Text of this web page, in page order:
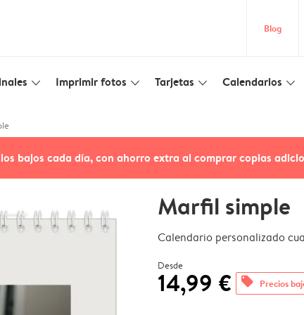
Blog
slim_arrow_down Imprimir fotos slim_arrow_down Tarjetas slim_arrow_down Calendarios slim_arrow_down
bajos cada día, con ahorro extra al comprar copias
Marfil simple
Calendario personalizado
Desde
14,99 € offers Precios